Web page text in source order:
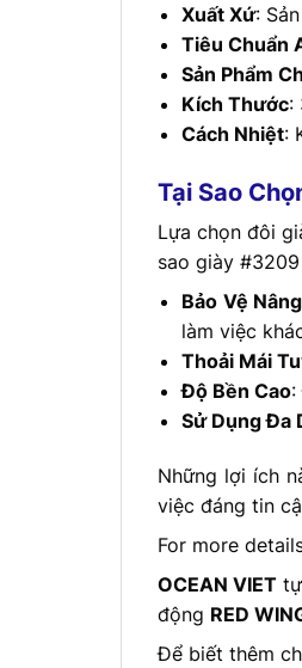
Xuất Xứ:
Tiêu Chuẩn
Sản Phẩm
Kích Thước:
Cách Nhiệt:
Tại Sao
Lựa chọn đôi
sao giày #3209
Bảo Vệ
làm việc
Thoải Mái
Độ Bền Cao:
Sử Dụng Đa
Những lợi ích
việc đáng tin
For more
OCEAN VIETtự
động RED
Để biết thêm